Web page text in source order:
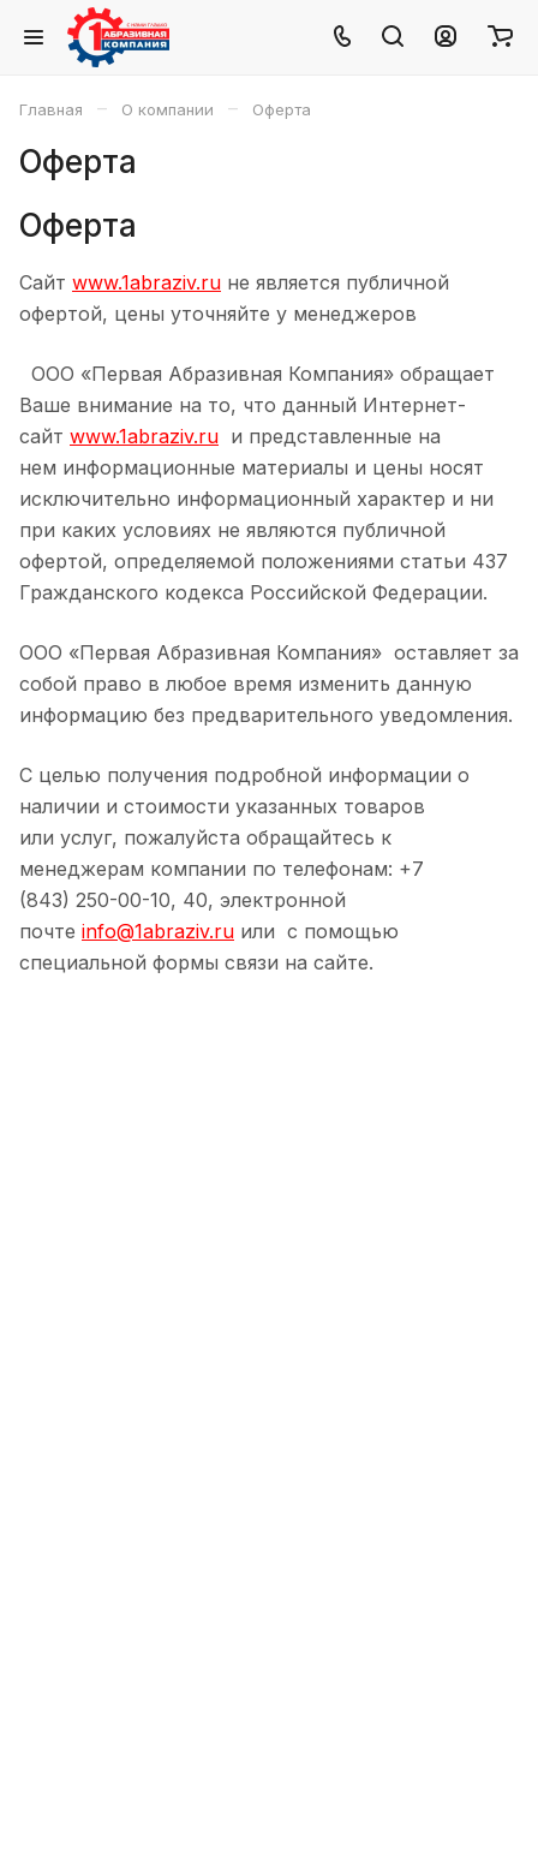
Главная – О компании – Оферта
Оферта
Оферта
Сайт www.1abraziv.ru не является публичной
офертой, цены уточняйте у менеджеров
ООО «Первая Абразивная Компания» обращает
Ваше внимание на то, что данный Интернет-
сайт www.1abraziv.ru и представленные на
нем информационные материалы и цены носят
исключительно информационный характер и ни
при каких условиях не являются публичной
офертой, определяемой положениями статьи 437
Гражданского кодекса Российской Федерации.
ООО «Первая Абразивная Компания» оставляет за
собой право в любое время изменить данную
информацию без предварительного уведомления.
C целью получения подробной информации о
наличии и стоимости указанных товаров
или услуг, пожалуйста обращайтесь к
менеджерам компании по телефонам: +7
(843) 250-00-10, 40, электронной
почте info@1abraziv.ru или с помощью
специальной формы связи на сайте.